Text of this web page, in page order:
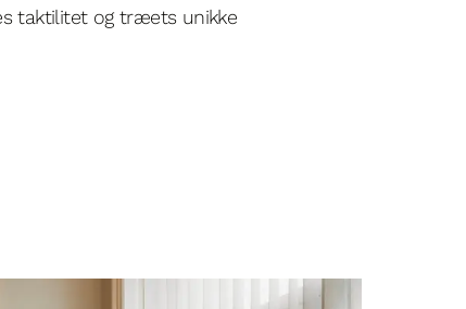
taktilitet og træets unikke